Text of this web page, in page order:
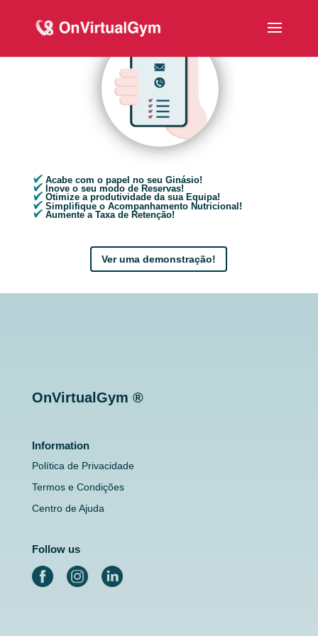
Acabe com o papel no seu Ginásio!
Inove o seu modo de Reservas!
Otimize a produtividade da sua Equipa!
Simplifique o Acompanhamento Nutricional!
Aumente a Taxa de Retenção!
Ver uma demonstração!
OnVirtualGym ®
Information
Política de Privacidade
Termos e Condições
Centro de Ajuda
Follow us